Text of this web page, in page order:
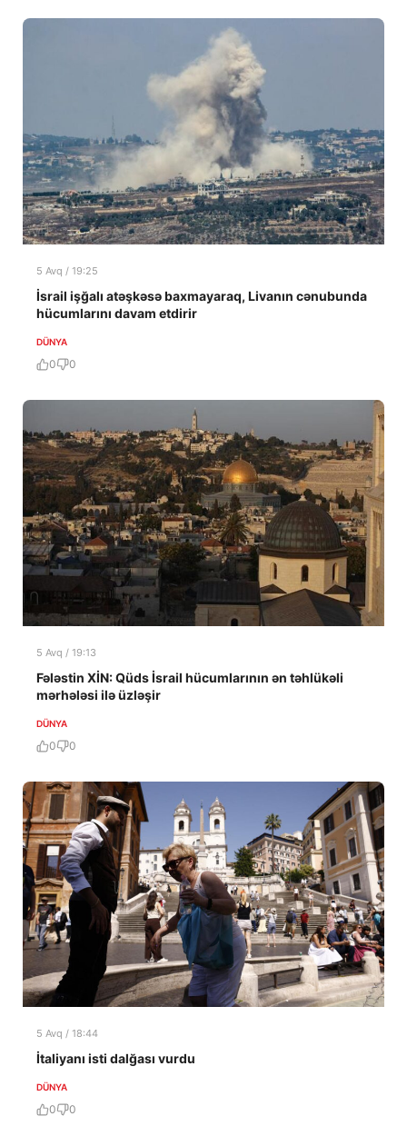
5 Avq / 19:25
İsrail işğalı atəşkəsə baxmayaraq, Livanın cənubunda
hücumlarını davam etdirir
DÜNYA
0 0
5 Avq / 19:13
Fələstin XİN: Qüds İsrail hücumlarının ən təhlükəli
mərhələsi ilə üzləşir
DÜNYA
0 0
5 Avq / 18:44
İtaliyanı isti dalğası vurdu
DÜNYA
0 0